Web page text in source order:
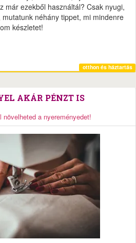
már ezekből használtál? Csak nyugi,
néhány tippet, mi mindenre
készletet!
otthon és háztartás
AKÁR PÉNZT IS
a nyereményedet!